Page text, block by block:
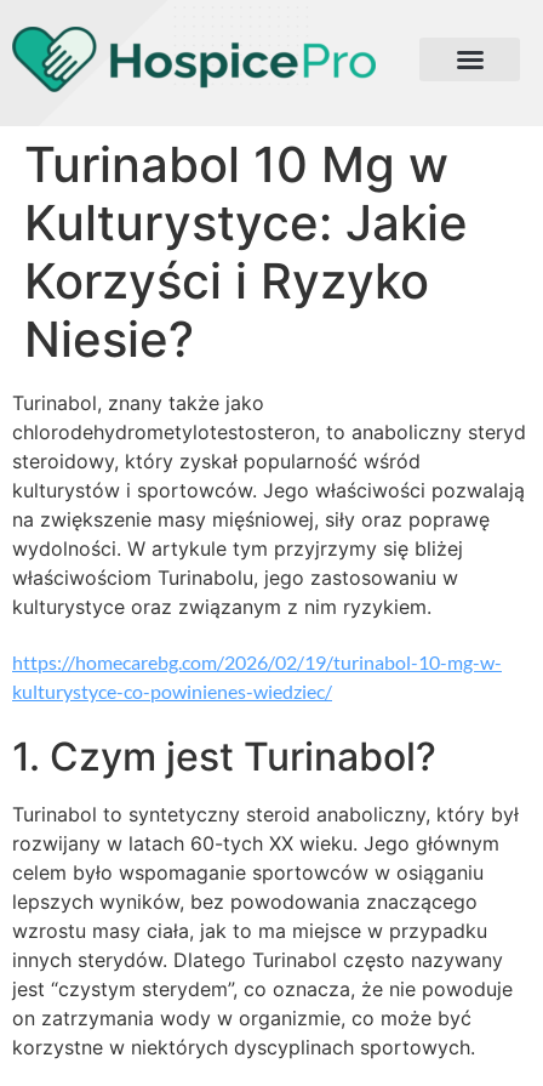
Turinabol 10 Mg w
Kulturystyce: Jakie
Korzyści i Ryzyko
Niesie?
Turinabol, znany także jako
chlorodehydrometylotestosteron, to anaboliczny steryd
steroidowy, który zyskał popularność wśród
kulturystów i sportowców. Jego właściwości pozwalają
na zwiększenie masy mięśniowej, siły oraz poprawę
wydolności. W artykule tym przyjrzymy się bliżej
właściwościom Turinabolu, jego zastosowaniu w
kulturystyce oraz związanym z nim ryzykiem.
https://homecarebg.com/2026/02/19/turinabol-10-mg-w-
kulturystyce-co-powinienes-wiedziec/
1. Czym jest Turinabol?
Turinabol to syntetyczny steroid anaboliczny, który był
rozwijany w latach 60-tych XX wieku. Jego głównym
celem było wspomaganie sportowców w osiąganiu
lepszych wyników, bez powodowania znaczącego
wzrostu masy ciała, jak to ma miejsce w przypadku
innych sterydów. Dlatego Turinabol często nazywany
jest “czystym sterydem”, co oznacza, że nie powoduje
on zatrzymania wody w organizmie, co może być
korzystne w niektórych dyscyplinach sportowych.